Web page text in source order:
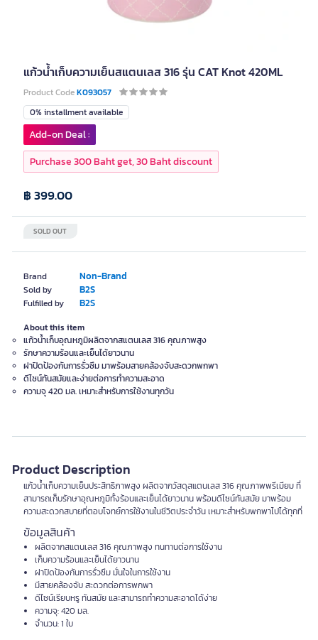
แก้วน้ำเก็บความเย็นสแตนเลส 316 รุ่น CAT Knot 420ML
Product CodeK093057
Brand Non-Brand
Sold by B2S
Fulfilled by B2S
0% installment available
SOLD OUT
฿ 399.00
Add-on Deal :
Purchase 300 Baht get, 30 Baht discount
About this item
แก้วน้ำเก็บอุณหภูมิผลิตจากสแตนเลส 316 คุณภาพสูง
รักษาความร้อนและเย็นได้ยาวนาน
ฝาปิดป้องกันการรั่วซึม มาพร้อมสายคล้องจับสะดวกพกพา
ดีไซน์ทันสมัยและง่ายต่อการทำความสะอาด
ความจุ 420 มล. เหมาะสำหรับการใช้งานทุกวัน
Product Description
แก้วน้ำเก็บความเย็นประสิทธิภาพสูง ผลิตจากวัสดุสแตนเลส 316 คุณภาพพรีเมียม ที่
สามารถเก็บรักษาอุณหภูมิทั้งร้อนและเย็นได้ยาวนาน พร้อมดีไซน์ทันสมัย มาพร้อม
ความสะดวกสบายที่ตอบโจทย์การใช้งานในชีวิตประจำวัน เหมาะสำหรับพกพาไปได้ทุกที่
ข้อมูลสินค้า
ผลิตจากสแตนเลส 316 คุณภาพสูง ทนทานต่อการใช้งาน
เก็บความร้อนและเย็นได้ยาวนาน
ฝาปิดป้องกันการรั่วซึม มั่นใจในการใช้งาน
มีสายคล้องจับ สะดวกต่อการพกพา
ดีไซน์เรียบหรู ทันสมัย และสามารถทำความสะอาดได้ง่าย
ความจุ: 420 มล.
จำนวน: 1 ใบ